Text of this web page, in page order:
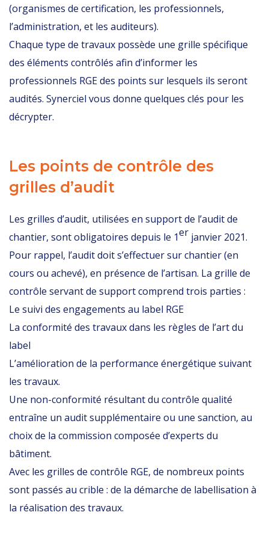
(organismes de certification, les professionnels,
l’administration, et les auditeurs).
Chaque type de travaux possède une grille spécifique
des éléments contrôlés afin d’informer les
professionnels RGE des points sur lesquels ils seront
audités. Synerciel vous donne quelques clés pour les
décrypter.
Les points de contrôle des
grilles d’audit
Les grilles d’audit, utilisées en support de l’audit de
chantier, sont obligatoires depuis le 1er janvier 2021.
Pour rappel, l’audit doit s’effectuer sur chantier (en
cours ou achevé), en présence de l’artisan. La grille de
contrôle servant de support comprend trois parties :
Le suivi des engagements au label RGE
La conformité des travaux dans les règles de l’art du
label
L’amélioration de la performance énergétique suivant
les travaux.
Une non-conformité résultant du contrôle qualité
entraîne un audit supplémentaire ou une sanction, au
choix de la commission composée d’experts du
bâtiment.
Avec les grilles de contrôle RGE, de nombreux points
sont passés au crible : de la démarche de labellisation à
la réalisation des travaux.